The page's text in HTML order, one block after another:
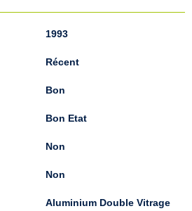
1993
Récent
Bon
Bon Etat
Non
Non
Aluminium Double Vitrage